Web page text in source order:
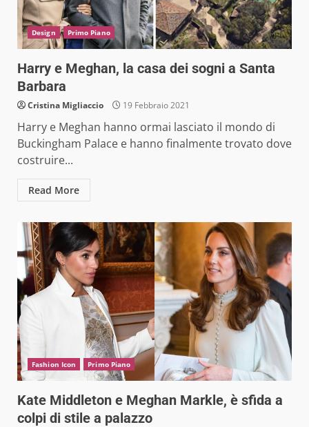
Design Primo Piano
Harry e Meghan, la casa dei sogni a Santa
Barbara
Cristina Migliaccio 19 Febbraio 2021
Harry e Meghan hanno ormai lasciato il mondo di
Buckingham Palace e hanno finalmente trovato dove
costruire...
Read More
Fashion Icon Primo Piano
Kate Middleton e Meghan Markle, è sfida a
colpi di stile a palazzo